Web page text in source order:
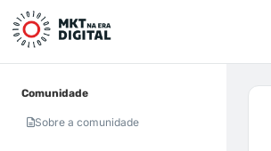
Comunidade
Sobre a comunidade